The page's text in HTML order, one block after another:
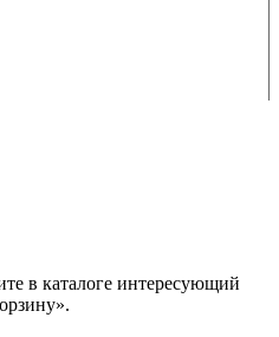
в каталоге интересующий